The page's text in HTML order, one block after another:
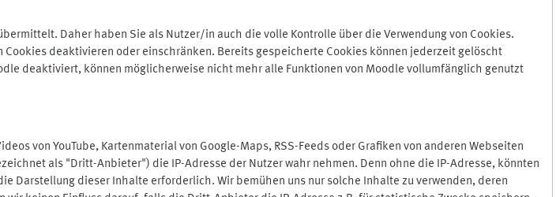
Daher haben Sie als Nutzer/in auch die volle Kontrolle über die Verwendung von Cookies.
deaktivieren oder einschränken. Bereits gespeicherte Cookies können jederzeit gelöscht
deaktiviert, können möglicherweise nicht mehr alle Funktionen von Moodle vollumfänglich genutzt
von YouTube, Kartenmaterial von Google-Maps, RSS-Feeds oder Grafiken von anderen Webseiten
als "Dritt-Anbieter") die IP-Adresse der Nutzer wahr nehmen. Denn ohne die IP-Adresse, könnten
Darstellung dieser Inhalte erforderlich. Wir bemühen uns nur solche Inhalte zu verwenden, deren